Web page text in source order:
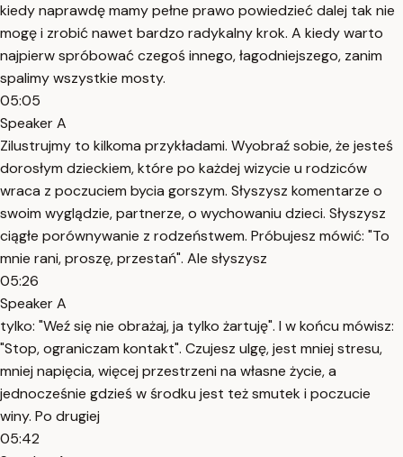
kiedy naprawdę mamy pełne prawo powiedzieć dalej tak nie
mogę i zrobić nawet bardzo radykalny krok. A kiedy warto
najpierw spróbować czegoś innego, łagodniejszego, zanim
spalimy wszystkie mosty.
05:05
Speaker A
Zilustrujmy to kilkoma przykładami. Wyobraź sobie, że jesteś
dorosłym dzieckiem, które po każdej wizycie u rodziców
wraca z poczuciem bycia gorszym. Słyszysz komentarze o
swoim wyglądzie, partnerze, o wychowaniu dzieci. Słyszysz
ciągłe porównywanie z rodzeństwem. Próbujesz mówić: "To
mnie rani, proszę, przestań". Ale słyszysz
05:26
Speaker A
tylko: "Weź się nie obrażaj, ja tylko żartuję". I w końcu mówisz:
"Stop, ograniczam kontakt". Czujesz ulgę, jest mniej stresu,
mniej napięcia, więcej przestrzeni na własne życie, a
jednocześnie gdzieś w środku jest też smutek i poczucie
winy. Po drugiej
05:42